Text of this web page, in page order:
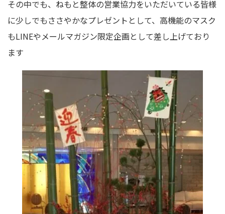
その中でも、ねもと整体の営業協力をいただいている皆様
に少しでもささやかなプレゼントとして、高機能のマスク
もLINEやメールマガジン限定企画として差し上げており
ます